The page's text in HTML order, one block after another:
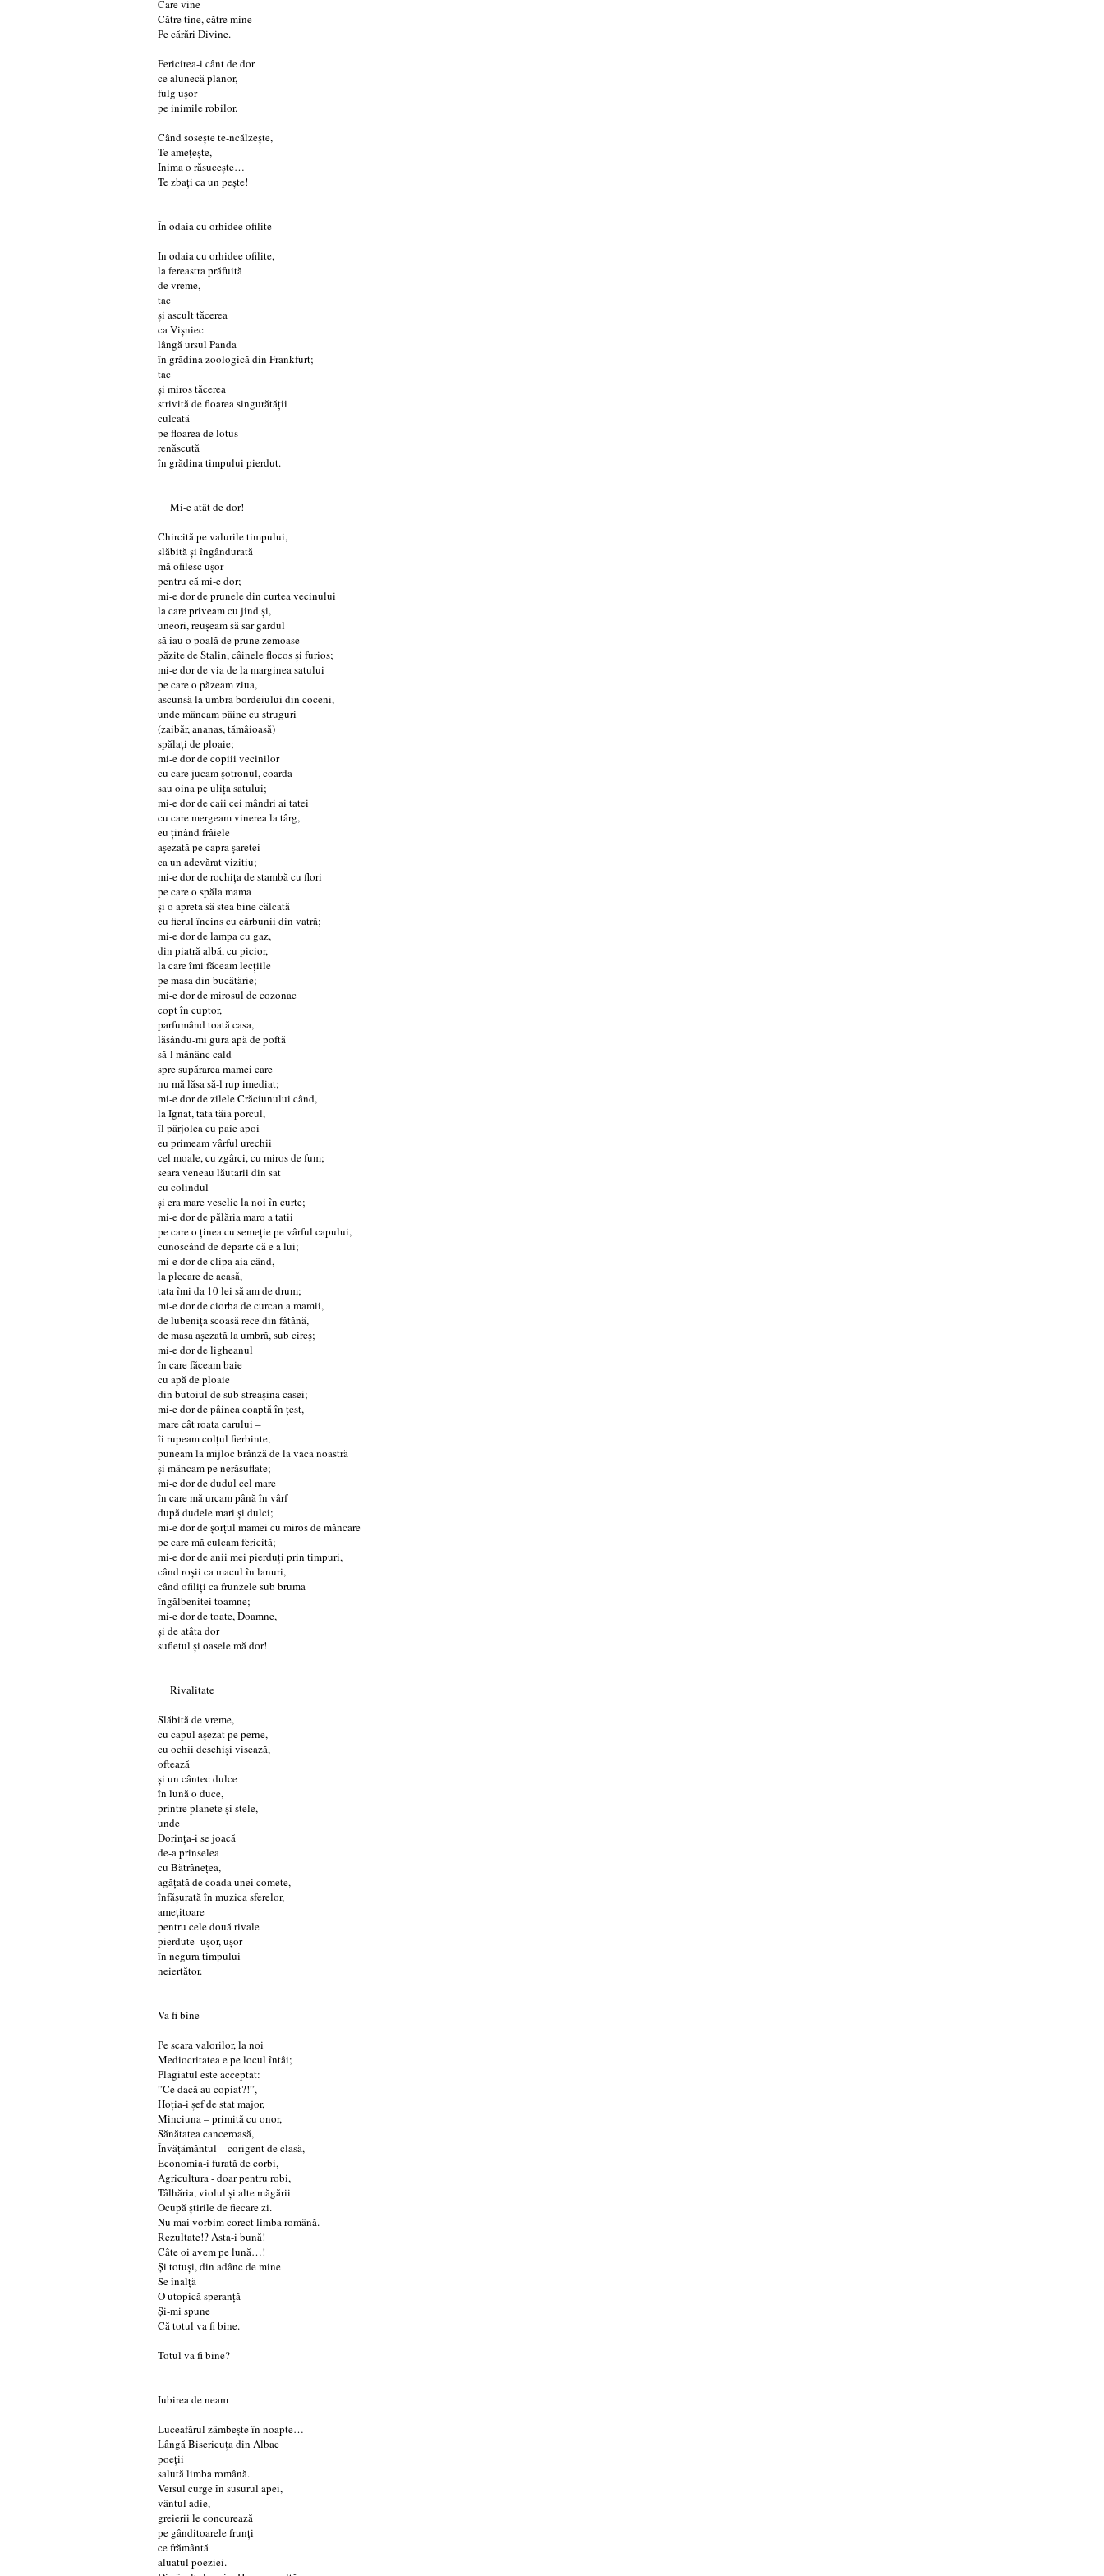
Care vine
Către tine, către mine
Pe cărări Divine.
Fericirea-i cânt de dor
ce alunecă planor,
fulg ușor
pe inimile robilor.
Când sosește te-ncălzește,
Te amețește,
Inima o răsucește…
Te zbați ca un pește!
În odaia cu orhidee ofilite
În odaia cu orhidee ofilite,
la fereastra prăfuită
de vreme,
tac
și ascult tăcerea
ca Vișniec
lângă ursul Panda
în grădina zoologică din Frankfurt;
tac
și miros tăcerea
strivită de floarea singurătății
culcată
pe floarea de lotus
renăscută
în grădina timpului pierdut.
Mi-e atât de dor!
Chircită pe valurile timpului,
slăbită și îngândurată
mă ofilesc ușor
pentru că mi-e dor;
mi-e dor de prunele din curtea vecinului
la care priveam cu jind și,
uneori, reușeam să sar gardul
să iau o poală de prune zemoase
păzite de Stalin, câinele flocos și furios;
mi-e dor de via de la marginea satului
pe care o păzeam ziua,
ascunsă la umbra bordeiului din coceni,
unde mâncam pâine cu struguri
(zaibăr, ananas, tămâioasă)
spălați de ploaie;
mi-e dor de copiii vecinilor
cu care jucam șotronul, coarda
sau oina pe ulița satului;
mi-e dor de caii cei mândri ai tatei
cu care mergeam vinerea la târg,
eu ținând frâiele
așezată pe capra șaretei
ca un adevărat vizitiu;
mi-e dor de rochița de stambă cu flori
pe care o spăla mama
și o apreta să stea bine călcată
cu fierul încins cu cărbunii din vatră;
mi-e dor de lampa cu gaz,
din piatră albă, cu picior,
la care îmi făceam lecțiile
pe masa din bucătărie;
mi-e dor de mirosul de cozonac
copt în cuptor,
parfumând toată casa,
lăsându-mi gura apă de poftă
să-l mănânc cald
spre supărarea mamei care
nu mă lăsa să-l rup imediat;
mi-e dor de zilele Crăciunului când,
la Ignat, tata tăia porcul,
îl pârjolea cu paie apoi
eu primeam vârful urechii
cel moale, cu zgârci, cu miros de fum;
seara veneau lăutarii din sat
cu colindul
și era mare veselie la noi în curte;
mi-e dor de pălăria maro a tatii
pe care o ținea cu semeție pe vârful capului,
cunoscând de departe că e a lui;
mi-e dor de clipa aia când,
la plecare de acasă,
tata îmi da 10 lei să am de drum;
mi-e dor de ciorba de curcan a mamii,
de lubenița scoasă rece din fâtână,
de masa așezată la umbră, sub cireș;
mi-e dor de ligheanul
în care făceam baie
cu apă de ploaie
din butoiul de sub streașina casei;
mi-e dor de pâinea coaptă în țest,
mare cât roata carului –
îi rupeam colțul fierbinte,
puneam la mijloc brânză de la vaca noastră
și mâncam pe nerăsuflate;
mi-e dor de dudul cel mare
în care mă urcam până în vârf
după dudele mari și dulci;
mi-e dor de șorțul mamei cu miros de mâncare
pe care mă culcam fericită;
mi-e dor de anii mei pierduți prin timpuri,
când roșii ca macul în lanuri,
când ofiliți ca frunzele sub bruma
îngălbenitei toamne;
mi-e dor de toate, Doamne,
și de atâta dor
sufletul și oasele mă dor!
Rivalitate
Slăbită de vreme,
cu capul așezat pe perne,
cu ochii deschiși visează,
oftează
și un cântec dulce
în lună o duce,
printre planete și stele,
unde
Dorința-i se joacă
de-a prinselea
cu Bătrânețea,
agățată de coada unei comete,
înfășurată în muzica sferelor,
amețitoare
pentru cele două rivale
pierdute ușor, ușor
în negura timpului
neiertător.
Va fi bine
Pe scara valorilor, la noi
Mediocritatea e pe locul întâi;
Plagiatul este acceptat:
”Ce dacă au copiat?!”,
Hoția-i șef de stat major,
Minciuna – primită cu onor,
Sănătatea canceroasă,
Învățământul – corigent de clasă,
Economia-i furată de corbi,
Agricultura - doar pentru robi,
Tâlhăria, violul și alte măgării
Ocupă știrile de fiecare zi.
Nu mai vorbim corect limba română.
Rezultate!? Asta-i bună!
Câte oi avem pe lună…!
Și totuși, din adânc de mine
Se înalță
O utopică speranță
Și-mi spune
Că totul va fi bine.
Totul va fi bine?
Iubirea de neam
Luceafărul zâmbește în noapte…
Lângă Bisericuța din Albac
poeții
salută limba română.
Versul curge în susurul apei,
vântul adie,
greierii le concurează
pe gânditoarele frunți
ce frământă
aluatul poeziei.